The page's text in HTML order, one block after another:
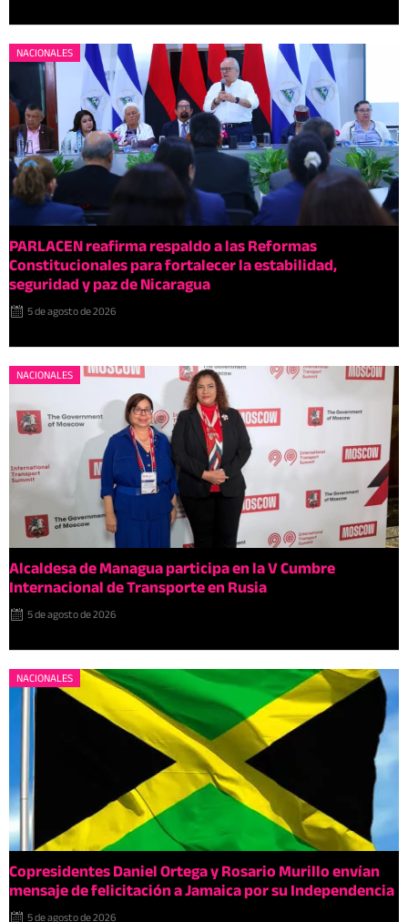
NACIONALES
PARLACEN reafirma respaldo a las Reformas
Constitucionales para fortalecer la estabilidad,
seguridad y paz de Nicaragua
5 de agosto de 2026
NACIONALES
Alcaldesa de Managua participa en la V Cumbre
Internacional de Transporte en Rusia
5 de agosto de 2026
NACIONALES
Copresidentes Daniel Ortega y Rosario Murillo envían
mensaje de felicitación a Jamaica por su Independencia
5 de agosto de 2026